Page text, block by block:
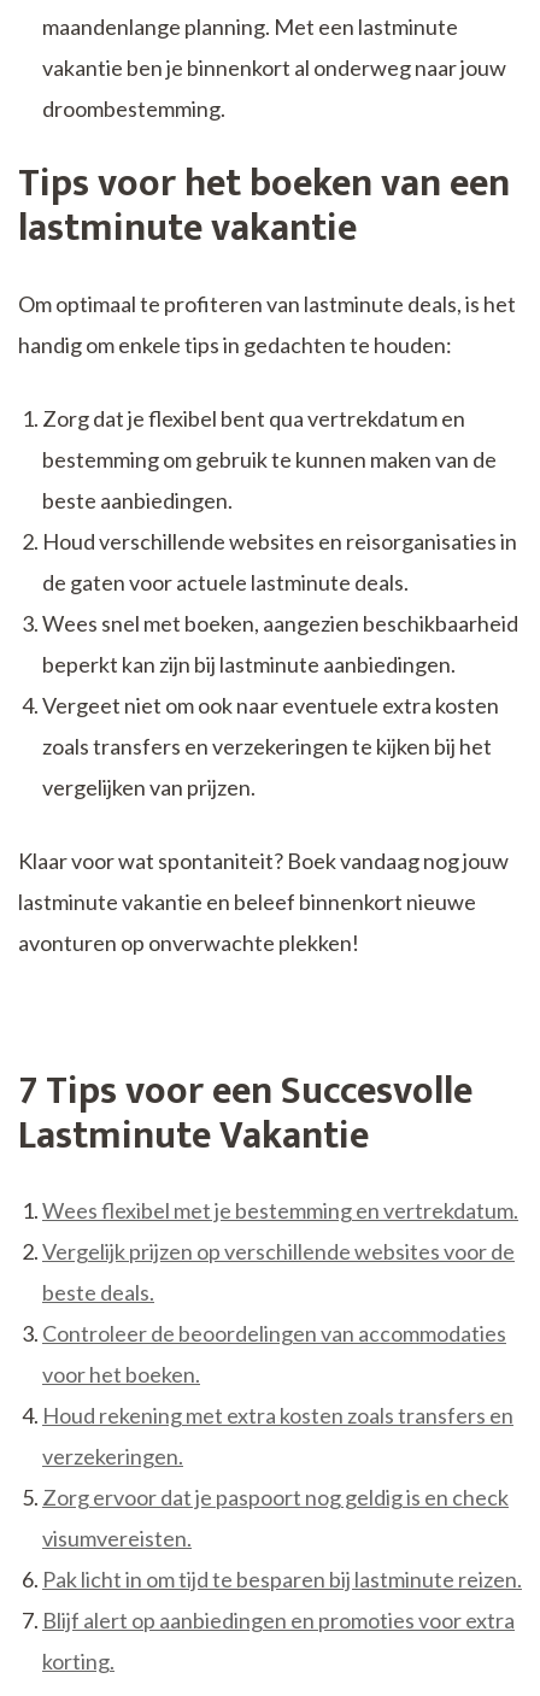
maandenlange planning. Met een lastminute
vakantie ben je binnenkort al onderweg naar jouw
droombestemming.
Tips voor het boeken van een
lastminute vakantie
Om optimaal te profiteren van lastminute deals, is het
handig om enkele tips in gedachten te houden:
Zorg dat je flexibel bent qua vertrekdatum en
bestemming om gebruik te kunnen maken van de
beste aanbiedingen.
Houd verschillende websites en reisorganisaties in
de gaten voor actuele lastminute deals.
Wees snel met boeken, aangezien beschikbaarheid
beperkt kan zijn bij lastminute aanbiedingen.
Vergeet niet om ook naar eventuele extra kosten
zoals transfers en verzekeringen te kijken bij het
vergelijken van prijzen.
Klaar voor wat spontaniteit? Boek vandaag nog jouw
lastminute vakantie en beleef binnenkort nieuwe
avonturen op onverwachte plekken!
7 Tips voor een Succesvolle
Lastminute Vakantie
Wees flexibel met je bestemming en vertrekdatum.
Vergelijk prijzen op verschillende websites voor de
beste deals.
Controleer de beoordelingen van accommodaties
voor het boeken.
Houd rekening met extra kosten zoals transfers en
verzekeringen.
Zorg ervoor dat je paspoort nog geldig is en check
visumvereisten.
Pak licht in om tijd te besparen bij lastminute reizen.
Blijf alert op aanbiedingen en promoties voor extra
korting.